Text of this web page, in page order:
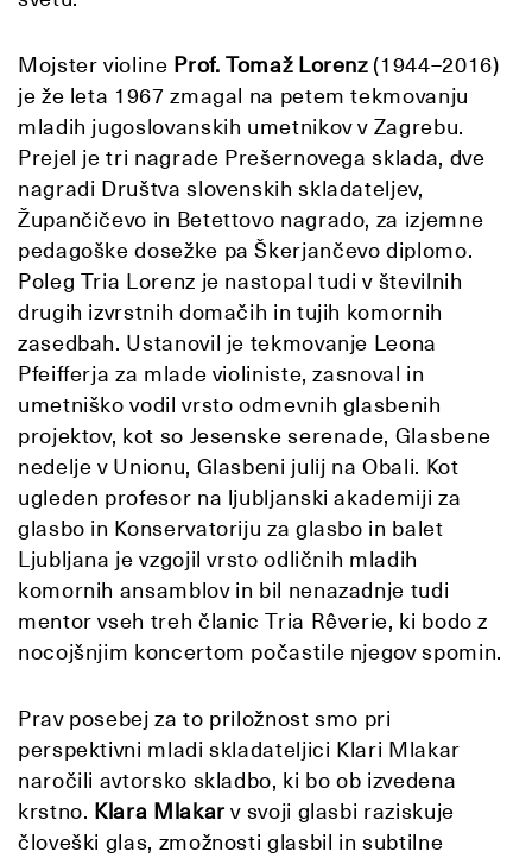
Mojster violine Prof. Tomaž Lorenz(1944–2016)
je že leta 1967 zmagal na petem tekmovanju
mladih jugoslovanskih umetnikov v Zagrebu.
Prejel je tri nagrade Prešernovega sklada, dve
nagradi Društva slovenskih skladateljev,
Župančičevo in Betettovo nagrado, za izjemne
pedagoške dosežke pa Škerjančevo diplomo.
Poleg Tria Lorenz je nastopal tudi v številnih
drugih izvrstnih domačih in tujih komornih
zasedbah. Ustanovil je tekmovanje Leona
Pfeifferja za mlade violiniste, zasnoval in
umetniško vodil vrsto odmevnih glasbenih
projektov, kot so Jesenske serenade, Glasbene
nedelje v Unionu, Glasbeni julij na Obali. Kot
ugleden profesor na ljubljanski akademiji za
glasbo in Konservatoriju za glasbo in balet
Ljubljana je vzgojil vrsto odličnih mladih
komornih ansamblov in bil nenazadnje tudi
mentor vseh treh članic Tria Rêverie, ki bodo z
nocojšnjim koncertom počastile njegov spomin.
Prav posebej za to priložnost smo pri
perspektivni mladi skladateljici Klari Mlakar
naročili avtorsko skladbo, ki bo ob izvedena
krstno. Klara Mlakar v svoji glasbi raziskuje
človeški glas, zmožnosti glasbil in subtilne